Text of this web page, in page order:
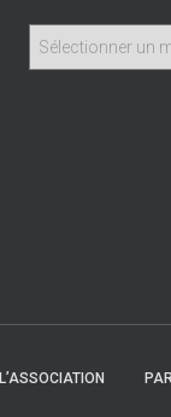
L’ASSOCIATION